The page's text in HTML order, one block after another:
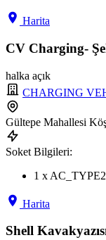
Harita
CV Charging-
halka açık
CHARGING
Gültepe Mahallesi
Soket Bilgileri:
1 x
Harita
Shell